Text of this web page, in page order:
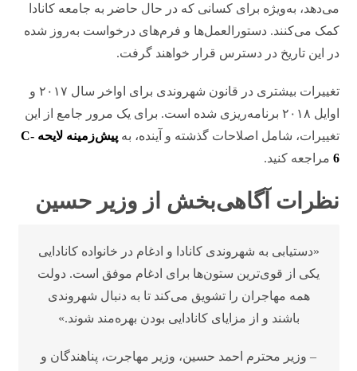
می‌دهد، به‌ویژه برای کسانی که در حال حاضر به جامعه کانادا
کمک می‌کنند. دستورالعمل‌ها و فرم‌های درخواست به‌روز شده
در این تاریخ در دسترس قرار خواهند گرفت.
تغییرات بیشتری در قانون شهروندی برای اواخر سال ۲۰۱۷ و
اوایل ۲۰۱۸ برنامه‌ریزی شده است. برای یک مرور جامع از این
تغییرات، شامل اصلاحات گذشته و آینده، به
پیش‌زمینه لایحه C-
6 مراجعه کنید.
نظرات آگاهی‌بخش از وزیر حسین
«دستیابی به شهروندی کانادا و ادغام در خانواده کانادایی
یکی از قوی‌ترین ستون‌ها برای ادغام موفق است. دولت
همه مهاجران را تشویق می‌کند تا به دنبال شهروندی
باشند و از مزایای کانادایی بودن بهره‌مند شوند.»
– وزیر محترم احمد حسین، وزیر مهاجرت، پناهندگان و